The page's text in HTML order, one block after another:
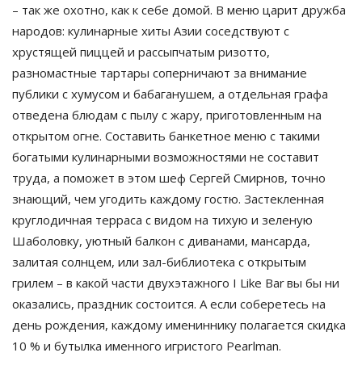
– так же охотно, как к себе домой. В меню царит дружба
народов: кулинарные хиты Азии соседствуют с
хрустящей пиццей и рассыпчатым ризотто,
разномастные тартары соперничают за внимание
публики с хумусом и бабаганушем, а отдельная графа
отведена блюдам с пылу с жару, приготовленным на
открытом огне. Составить банкетное меню с такими
богатыми кулинарными возможностями не составит
труда, а поможет в этом шеф Сергей Смирнов, точно
знающий, чем угодить каждому гостю. Застекленная
круглодичная терраса с видом на тихую и зеленую
Шаболовку, уютный балкон с диванами, мансарда,
залитая солнцем, или зал-библиотека с открытым
грилем – в какой части двухэтажного I Like Barвы бы ни
оказались, праздник состоится. А если соберетесь на
день рождения, каждому имениннику полагается скидка
10 % и бутылка именного игристого Pearlman.